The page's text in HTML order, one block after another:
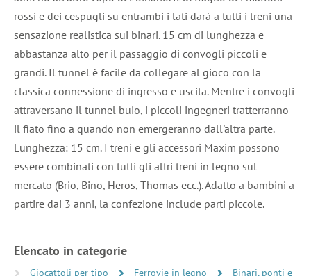
rossi e dei cespugli su entrambi i lati darà a tutti i treni una
sensazione realistica sui binari. 15 cm di lunghezza e
abbastanza alto per il passaggio di convogli piccoli e
grandi. Il tunnel è facile da collegare al gioco con la
classica connessione di ingresso e uscita. Mentre i convogli
attraversano il tunnel buio, i piccoli ingegneri tratterranno
il fiato fino a quando non emergeranno dall'altra parte.
Lunghezza: 15 cm. I treni e gli accessori Maxim possono
essere combinati con tutti gli altri treni in legno sul
mercato (Brio, Bino, Heros, Thomas ecc.). Adatto a bambini a
partire dai 3 anni, la confezione include parti piccole.
Elencato in categorie
Giocattoli per tipo Ferrovie in legno
Binari, ponti e